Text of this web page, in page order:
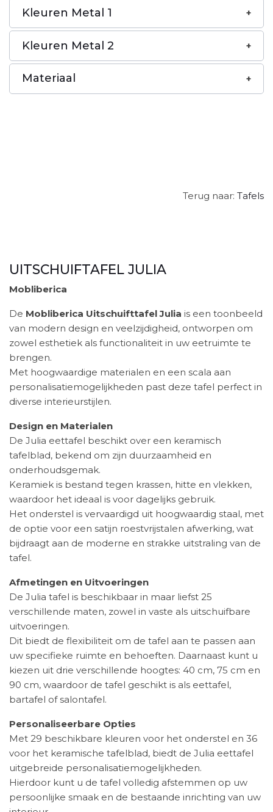
Kleuren Metal 1
Kleuren Metal 2
Materiaal
Terug naar: Tafels
UITSCHUIFTAFEL JULIA
Mobliberica
De Mobliberica Uitschuifttafel Julia is een toonbeeld
van modern design en veelzijdigheid, ontworpen om
zowel esthetiek als functionaliteit in uw eetruimte te
brengen.
Met hoogwaardige materialen en een scala aan
personalisatiemogelijkheden past deze tafel perfect in
diverse interieurstijlen.
Design en Materialen
De Julia eettafel beschikt over een keramisch
tafelblad, bekend om zijn duurzaamheid en
onderhoudsgemak.
Keramiek is bestand tegen krassen, hitte en vlekken,
waardoor het ideaal is voor dagelijks gebruik.
Het onderstel is vervaardigd uit hoogwaardig staal, met
de optie voor een satijn roestvrijstalen afwerking, wat
bijdraagt aan de moderne en strakke uitstraling van de
tafel.
Afmetingen en Uitvoeringen
De Julia tafel is beschikbaar in maar liefst 25
verschillende maten, zowel in vaste als uitschuifbare
uitvoeringen.
Dit biedt de flexibiliteit om de tafel aan te passen aan
uw specifieke ruimte en behoeften. Daarnaast kunt u
kiezen uit drie verschillende hoogtes: 40 cm, 75 cm en
90 cm, waardoor de tafel geschikt is als eettafel,
bartafel of salontafel.
Personaliseerbare Opties
Met 29 beschikbare kleuren voor het onderstel en 36
voor het keramische tafelblad, biedt de Julia eettafel
uitgebreide personalisatiemogelijkheden.
Hierdoor kunt u de tafel volledig afstemmen op uw
persoonlijke smaak en de bestaande inrichting van uw